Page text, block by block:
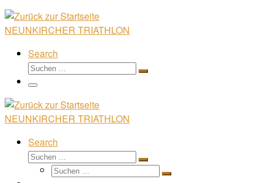
NEUNKIRCHER TRIATHLON
Search
Suche
Suchen …
Menü
NEUNKIRCHER TRIATHLON
Search
Suche
Suchen …
Suche
Suchen …